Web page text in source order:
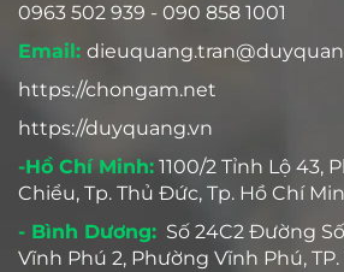
0963 502 939 - 090 858 1001
Email:
https://chongam.net
https://duyquang.vn
-Hồ Chí Minh: 1100/2 Tỉnh Lộ 43,
Chiểu, Tp. Thủ Đức, Tp. Hồ Chí
- Bình Dương: Số 24C2 Đường
Vĩnh Phú 2, Phường Vĩnh Phú,